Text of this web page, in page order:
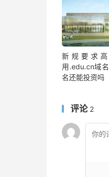
新规要求
用.edu.cn域
名还能投资吗
评论 2